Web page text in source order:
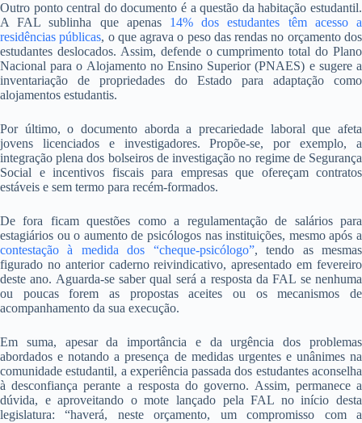
Outro ponto central do documento é a questão da habitação estudantil.
A FAL sublinha que apenas 14% dos estudantes têm acesso a
residências públicas, o que agrava o peso das rendas no orçamento dos
estudantes deslocados. Assim, defende o cumprimento total do Plano
Nacional para o Alojamento no Ensino Superior (PNAES) e sugere a
inventariação de propriedades do Estado para adaptação como
alojamentos estudantis.
Por último, o documento aborda a precariedade laboral que afeta
jovens licenciados e investigadores. Propõe-se, por exemplo, a
integração plena dos bolseiros de investigação no regime de Segurança
Social e incentivos fiscais para empresas que ofereçam contratos
estáveis e sem termo para recém-formados.
De fora ficam questões como a regulamentação de salários para
estagiários ou o aumento de psicólogos nas instituições, mesmo após a
contestação à medida dos “cheque-psicólogo”, tendo as mesmas
figurado no anterior caderno reivindicativo, apresentado em fevereiro
deste ano. Aguarda-se saber qual será a resposta da FAL se nenhuma
ou poucas forem as propostas aceites ou os mecanismos de
acompanhamento da sua execução.
Em suma, apesar da importância e da urgência dos problemas
abordados e notando a presença de medidas urgentes e unânimes na
comunidade estudantil, a experiência passada dos estudantes aconselha
à desconfiança perante a resposta do governo. Assim, permanece a
dúvida, e aproveitando o mote lançado pela FAL no início desta
legislatura: “haverá, neste orçamento, um compromisso com a